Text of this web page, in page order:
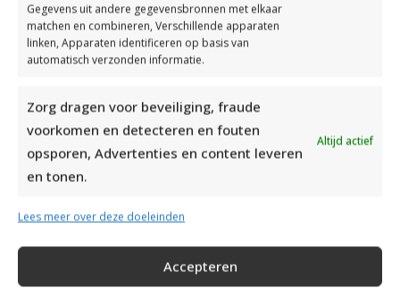
Gegevens uit andere gegevensbronnen met elkaar
matchen en combineren, Verschillende apparaten
linken, Apparaten identificeren op basis van
automatisch verzonden informatie.
Zorg dragen voor beveiliging, fraude
voorkomen en detecteren en fouten
opsporen, Advertenties en content leveren
en tonen.
Altijd actief
Lees meer over deze doeleinden
Accepteren
Drops Karisma,Noors